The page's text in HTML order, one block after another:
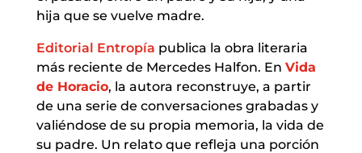
hija que se vuelve madre.
Editorial Entropía publica la obra literaria
más reciente de Mercedes Halfon. En Vida
de Horacio, la autora reconstruye, a partir
de una serie de conversaciones grabadas y
valiéndose de su propia memoria, la vida de
su padre. Un relato que refleja una porción